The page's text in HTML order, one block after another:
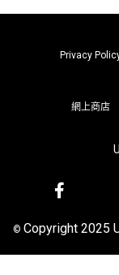
Privacy
網上商店
© Copyright 2025